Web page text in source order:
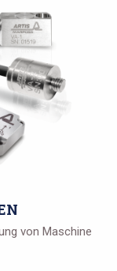
von Maschine